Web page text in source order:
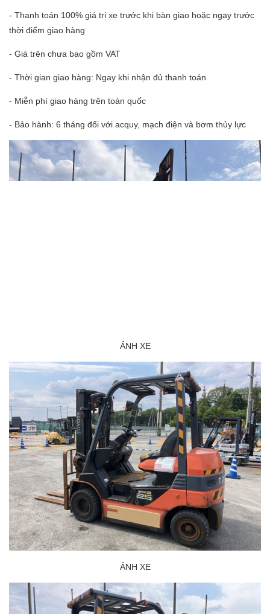
- Thanh toán 100% giá trị xe trước khi bàn giao hoặc ngay trước
thời điểm giao hàng
- Giá trên chưa bao gồm VAT
- Thời gian giao hàng: Ngay khi nhận đủ thanh toán
- Miễn phí giao hàng trên toàn quốc
- Bảo hành: 6 tháng đối với acquy, mạch điện và bơm thủy lực
ẢNH XE
ẢNH XE